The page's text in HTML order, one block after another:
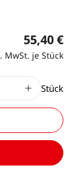
55,40 €
MwSt. je Stück
Stück